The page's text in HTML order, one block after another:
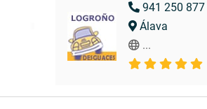
941 250 877
Álava
...